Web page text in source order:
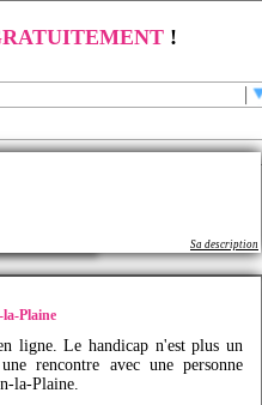
!
et accepté les
France/Rencontre handicapés/Rencontre
Rencontre handicapés Authon-la-
la-Plaine avecIdylive
Sa description
Plaine
ligne. Le handicap n'est plus un
rencontre avec une personne
la-Plaine.